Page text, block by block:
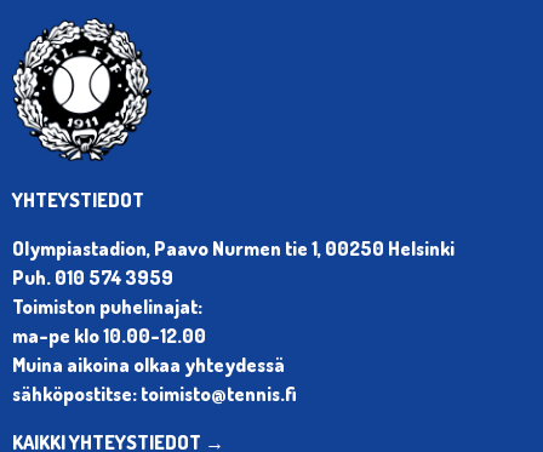
YHTEYSTIEDOT
Olympiastadion, Paavo Nurmen tie 1, 00250 Helsinki
Puh. 010 574 3959
Toimiston puhelinajat:
ma-pe klo 10.00-12.00
Muina aikoina olkaa yhteydessä
sähköpostitse: toimisto@tennis.fi
KAIKKI YHTEYSTIEDOT →